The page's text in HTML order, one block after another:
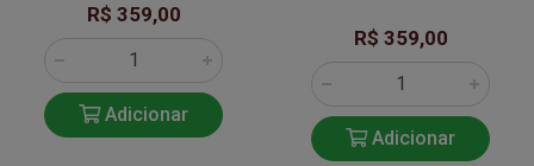
R$ 359,00
Adicionar
R$ 359,00
Adicionar